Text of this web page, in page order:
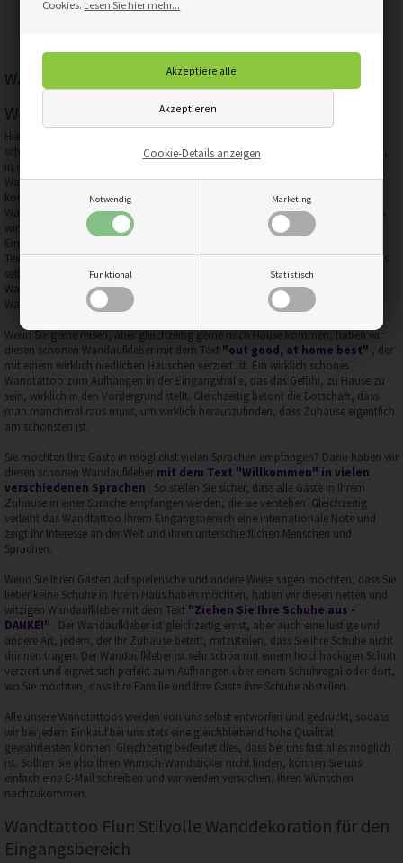
Cookies. Lesen Sie hier mehr...
Notwendig Marketing
Funktional Statistisch
Cookie-Details anzeigen
Wandaufkleber für den Eingang
Walsticker-Texte für den Eingang
Hier finden Sie alles, um eine lustige, schicke und moderne Eingangshalle zu
schaffen. Sie können hier schöneWandaufklebermit kleinen Grüßen, Texten,
in denen Sie Ihre Gäste in Ihrem Zuhause willkommen heißen, und Texten der
Wahrheit, wie diesen "Jeder bringt Freude in dieses Zuhause, einige, wenn sie
kommen, andere, wenn sie gehen." Es ist wahr, aber süß und sehr lustig. Ein
Wandtattoo, das den meisten Gästen sicherlich ein Lächeln ins Gesicht zaubern
wird. Hier finden Sie viele verschiedene Wandtattoos, die sich perfekt für Ihren
Eingangsbereich eignen. Die Wandsticker haben viele verschiedene Arten von
Texten, Begrüßungstexten, lustigen Statements und kleinen Regeln. Alle von uns
selbst entworfen, wobei das Detail wirklich berücksichtigt wurde, damit der
Wandaufkleber und sein Text am besten zur Geltung kommen, sodass der
Wandaufkleber an Ihrer Wand am besten aussieht.
Wenn Sie gerne reisen, aber gleichzeitig gerne nach Hause kommen, haben wir
diesen schönen Wandaufkleber mit dem Text "out good, at home best" , der
mit einem wirklich niedlichen Häuschen verziert ist. Ein wirklich schönes
Wandtattoo zum Aufhängen in der Eingangshalle, das das Gefühl, zu Hause zu
sein, wirklich in den Vordergrund stellt. Gleichzeitig betont die Botschaft, dass
man manchmal raus muss, um wirklich herauszufinden, dass Zuhause eigentlich
am schönsten ist.
Sie möchten Ihre Gäste in möglichst vielen Sprachen empfangen? Dann haben wir
diesen schönen Wandaufkleber mit dem Text "Willkommen" in vielen
verschiedenen Sprachen . So stellen Sie sicher, dass alle Gäste in Ihrem
Zuhause in einer Sprache empfangen werden, die sie verstehen. Gleichzeitig
verleiht das Wandtattoo Ihrem Eingangsbereich eine internationale Note und
zeigt Ihr Interesse an der Welt und ihren unterschiedlichen Menschen und
Sprachen.
Wenn Sie Ihren Gästen auf spielerische und andere Weise sagen möchten, dass Sie
lieber keine Schuhe in Ihrem Haus haben möchten, haben wir diesen netten und
witzigen Wandaufkleber mit dem Text "Ziehen Sie Ihre Schuhe aus -
DANKE!" . Der Wandaufkleber ist gleichzeitig ernst, aber auch eine lustige und
andere Art, jedem, der Ihr Zuhause betritt, mitzuteilen, dass Sie Ihre Schuhe nicht
drinnen tragen. Der Wandaufkleber ist sehr schön mit einem hochhackigen Schuh
verziert und eignet sich perfekt zum Aufhängen über einem Schuhregal oder dort,
wo Sie möchten, dass Ihre Familie und Ihre Gäste ihre Schuhe abstellen.
Alle unsere Wandtattoos werden von uns selbst entworfen und gedruckt, sodass
wir bei jedem Einkauf bei uns stets eine gleichbleibend hohe Qualität
gewährleisten können. Gleichzeitig bedeutet dies, dass bei uns fast alles möglich
ist. Sollten Sie also Ihren Wunsch-Wandsticker nicht finden, können Sie uns
einfach eine E-Mail schreiben und wir werden versuchen, Ihren Wünschen
nachzukommen.
Wandtattoo Flur: Stilvolle Wanddekoration für den
Eingangsbereich